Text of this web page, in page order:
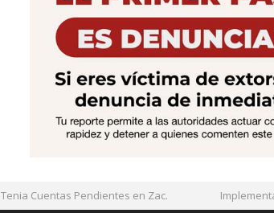
Cuentas Pendientes en Zac. Implementa